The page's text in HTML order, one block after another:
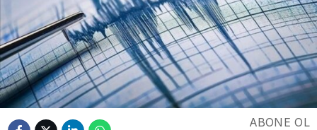
ABONE OL